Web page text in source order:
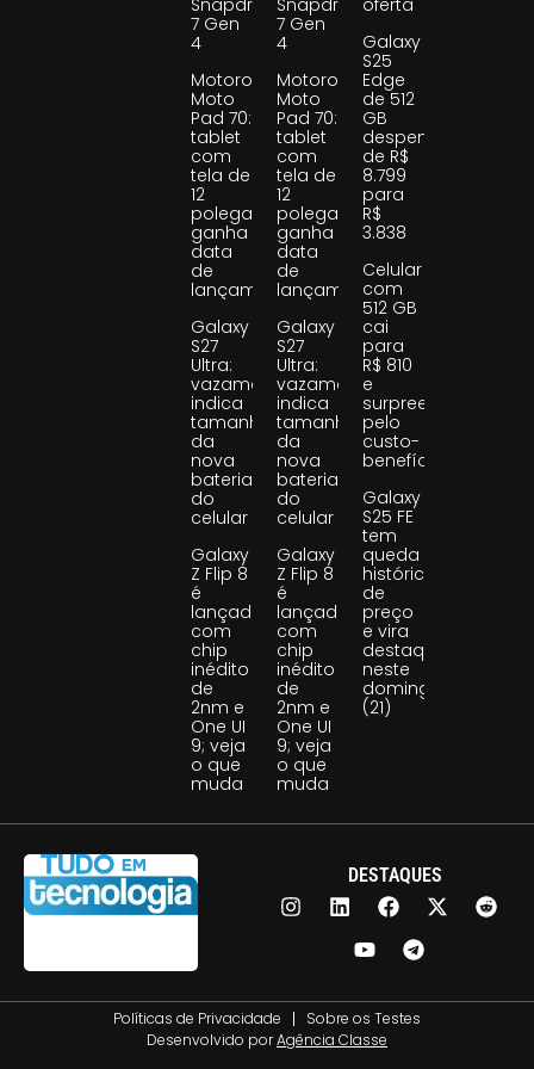
Snapdragon
7 Gen
4
Motorola
Moto
Pad 70:
tablet
com
tela de
12
polegadas
ganha
data
de
lançamento
Galaxy
S27
Ultra:
vazamento
indica
tamanho
da
nova
bateria
do
celular
Galaxy
Z Flip 8
é
lançado
com
chip
inédito
de
2nm e
One UI
9; veja
o que
muda
Snapdragon
7 Gen
4
Motorola
Moto
Pad 70:
tablet
com
tela de
12
polegadas
ganha
data
de
lançamento
Galaxy
S27
Ultra:
vazamento
indica
tamanho
da
nova
bateria
do
celular
Galaxy
Z Flip 8
é
lançado
com
chip
inédito
de
2nm e
One UI
9; veja
o que
muda
oferta
Galaxy
S25
Edge
de 512
GB
despenca
de R$
8.799
para
R$
3.838
Celular
com
512 GB
cai
para
R$ 810
e
surpreende
pelo
custo-
benefício
Galaxy
S25 FE
tem
queda
histórica
de
preço
e vira
destaque
neste
domingo
(21)
DESTAQUES
Políticas de Privacidade
Sobre os Testes
Desenvolvido porAgência Classe